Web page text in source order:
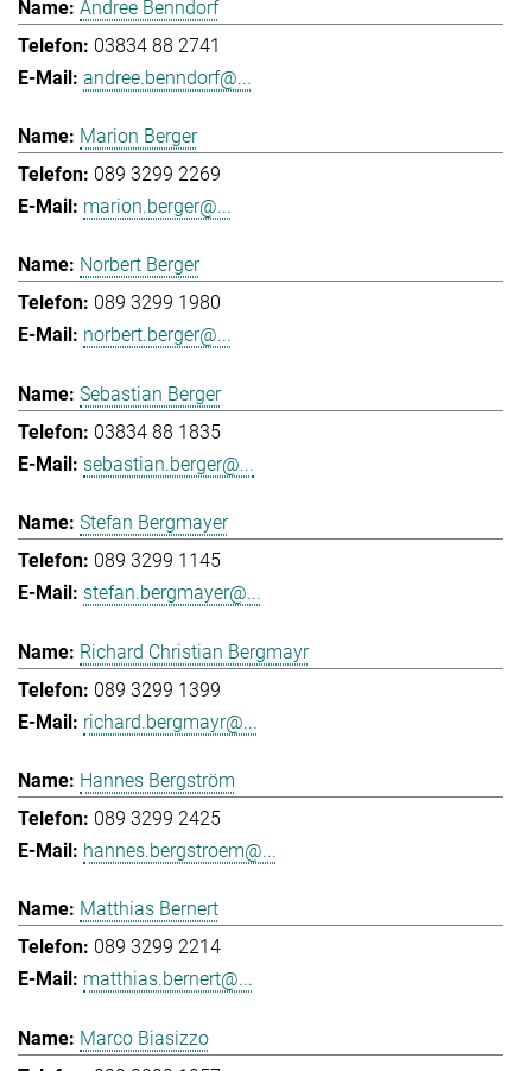
Andree Benndorf
03834 88 2741
andree.benndorf@...
Marion Berger
089 3299 2269
marion.berger@...
Norbert Berger
089 3299 1980
norbert.berger@...
Sebastian Berger
03834 88 1835
sebastian.berger@...
Stefan Bergmayer
089 3299 1145
stefan.bergmayer@...
Richard Christian Bergmayr
089 3299 1399
richard.bergmayr@...
Hannes Bergström
089 3299 2425
hannes.bergstroem@...
Matthias Bernert
089 3299 2214
matthias.bernert@...
Marco Biasizzo